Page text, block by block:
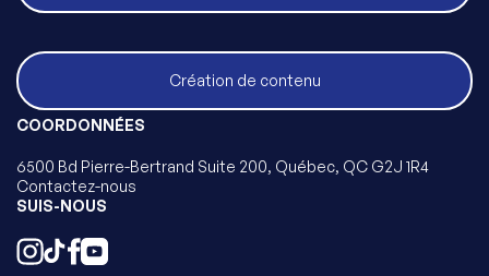
Création de contenu
COORDONNÉES
6500 Bd Pierre-Bertrand Suite 200, Québec, QC G2J 1R4
Contactez-nous
SUIS-NOUS